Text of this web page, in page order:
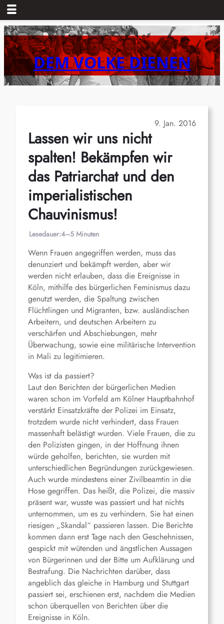
Zum
Inhalt
springenDEM VOLKE DIENEN
9. Jan. 2016
Lassen wir uns nicht
spalten! Bekämpfen wir
das Patriarchat und den
imperialistischen
Chauvinismus!
Lesedauer:4–5 Minuten
Wenn Frauen angegriffen werden, muss das
denunziert und bekämpft werden, aber wir
werden nicht erlauben, dass die Ereignisse in
Köln, mithilfe des bürgerlichen Feminismus dazu
genutzt werden, die Spaltung zwischen
Flüchtlingen und Migranten, bzw. ausländischen
Arbeitern, und deutschen Arbeitern zu
verschärfen und Abschiebungen, mehr
Überwachung, sowie eine militärische Intervention
in Mali zu legitimieren.
Was ist da passiert?
Laut den Berichten der bürgerlichen Medien
waren schon im Vorfeld am Kölner Hauptbahnhof
verstärkt Einsatzkräfte der Polizei im Einsatz,
trotzdem wurde nicht verhindert, dass Frauen
massenhaft belästigt wurden. Viele Frauen, die zu
den Polizisten gingen, in der Hoffnung ihnen
würde geholfen, berichten, sie wurden mit
unterschiedlichen Begründungen zurückgewiesen.
Auch wurde mindestens einer Zivilbeamtin in die
Hose gegriffen. Das heißt, die Polizei, die massiv
präsent war, wusste was passiert und hat nichts
unternommen, um es zu verhindern. Sie hat einen
riesigen „Skandal“ passieren lassen. Die Berichte
kommen dann erst Tage nach den Geschehnissen,
gespickt mit wütenden und ängstlichen Aussagen
von Bürgerinnen und der Bitte um Aufklärung und
Bestrafung. Die Nachrichten darüber, dass
angeblich das gleiche in Hamburg und Stuttgart
passiert sei, erschienen erst, nachdem die Medien
schon überquellen von Berichten über die
Ereignisse in Köln.